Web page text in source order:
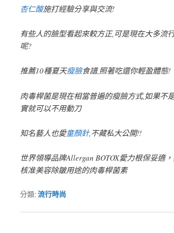
杏仁酸施打經驗分享與交流!
有些人的臉型看起來較方正,可是現在大多流
呢?
推薦10種夏天瘦臉食譜,照著吃還你輕盈體態!
肉毒桿菌是現在相當普遍的瘦臉方式,如果不
實就可以不用動刀
知名藝人也愛童顏針,不藏私大公開!!
世界領導品牌Allergan BOTOX愛力根保妥適
核准美容除皺用途的肉毒桿菌素
分類:流行時尚